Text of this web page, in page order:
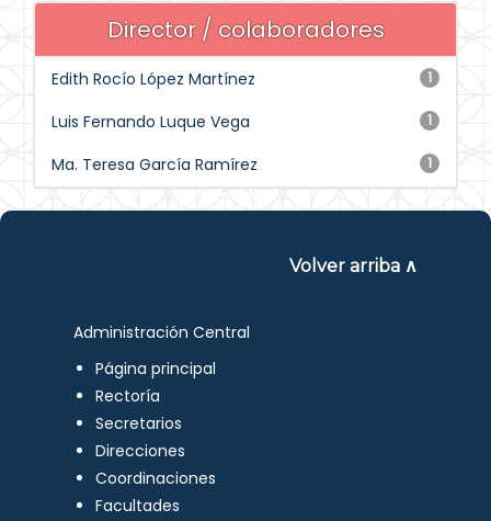
Director / colaboradores
1
Edith Rocío López Martínez
1
Luis Fernando Luque Vega
1
Ma. Teresa García Ramírez
Volver arriba ∧
Administración Central
Página principal
Rectoría
Secretarios
Direcciones
Coordinaciones
Facultades